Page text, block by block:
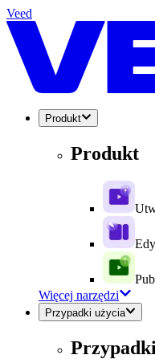
Veed
Produkt
Produkt
Więcej narzędzi
Przypadki użycia